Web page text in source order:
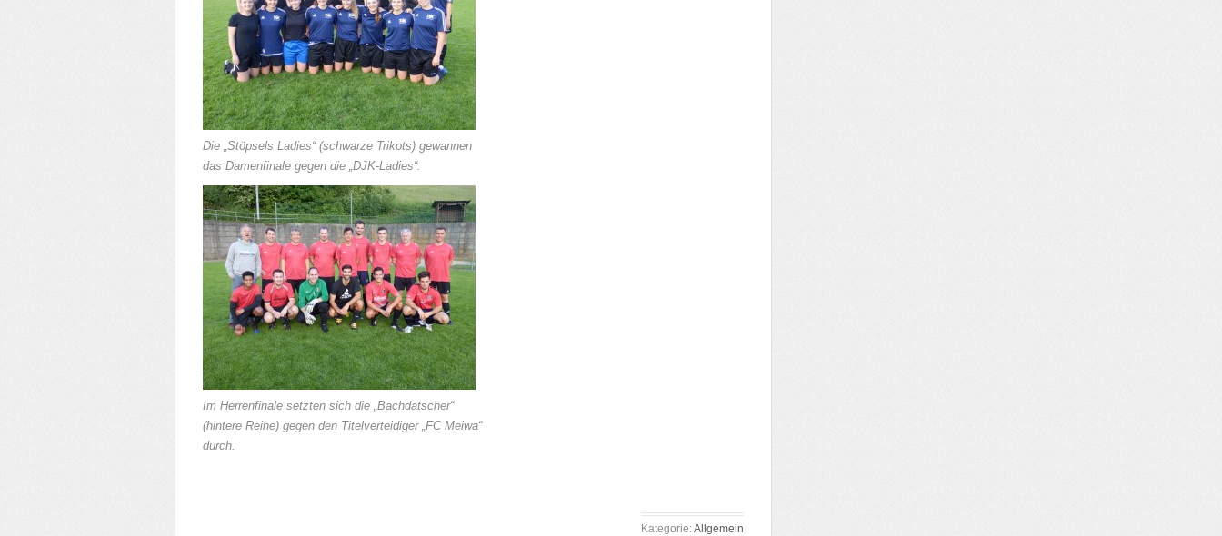
Die „Stöpsels Ladies“ (schwarze Trikots) gewannen
das Damenfinale gegen die „DJK-Ladies“.
Im Herrenfinale setzten sich die „Bachdatscher“
(hintere Reihe) gegen den Titelverteidiger „FC Meiwa“
durch.
Kategorie:Allgemein